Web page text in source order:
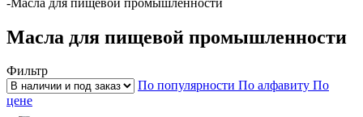
Масла для пищевой промышленности
Фильтр
По популярности По алфавиту По
цене